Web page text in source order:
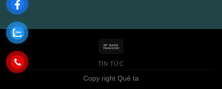
TIN TỨC
Copy right Quê ta